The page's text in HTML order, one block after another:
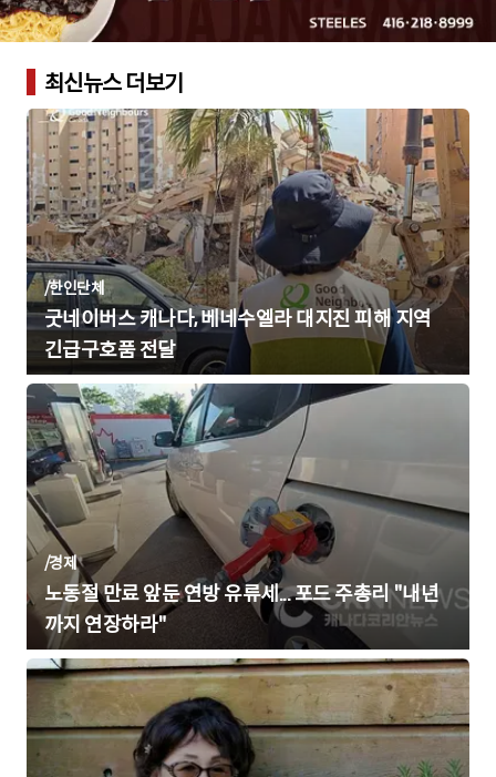
최신뉴스 더보기
/한인단체
굿네이버스 캐나다, 베네수엘라 대지진 피해 지역
긴급구호품 전달
/경제
노동절 만료 앞둔 연방 유류세... 포드 주총리 "내년
까지 연장하라"